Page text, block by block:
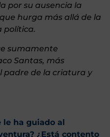
por su ausencia la
hurga más allá de la
política.
sumamente
Santas, más
padre de la criatura y
ha guiado al
¿Está contento